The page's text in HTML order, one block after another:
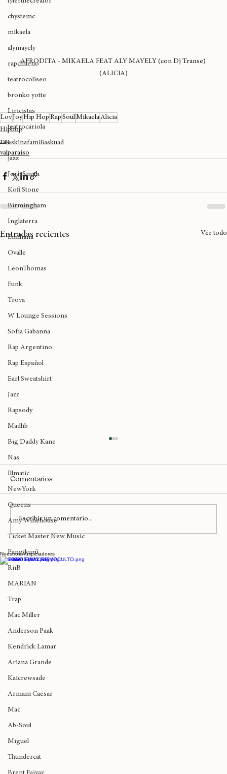
tylerthecreator
chystemc
mikaela
alymayely
rapchileno
teatrocoliseo
bronko yotte
Liricistas
teatrocariola
eskinafamiliaskuad
jazz
JorjaSmith
Kofi Stone
Birmingham
Inglaterra
Emiliana
Ovalle
LeonThomas
Funk
Trova
W Lounge Sessions
Sofía Gabanna
Rap Argentino
Rap Español
Earl Sweatshirt
Jazz
Rapsody
Madlib
Big Daddy Kane
Nas
Illmatic
NewYork
Queens
Amy Winehouse
Ticket Master New Music
Pangikurü
RnB
MARIAN
Trap
Mac Miller
Anderson Paak
Kendrick Lamar
Ariana Grande
Kaicrewsade
Armani Caesar
Mac
Ab-Soul
Miguel
Thundercat
AFRODITA - MIKAELA FEAT ALY MAYELY (con Dj Transe)
LovJoyHip Hop
Hiphop
rap
Mikaela, Santa Salut, Xina Lefluer, Aly
Comentarios
Nuestros Auspiciadores